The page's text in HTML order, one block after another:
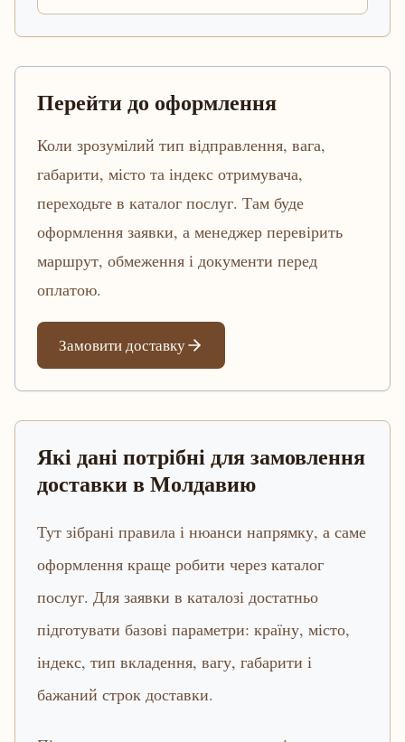
Перейти до оформлення
Коли зрозумілий тип відправлення, вага,
габарити, місто та індекс отримувача,
переходьте в каталог послуг. Там буде
оформлення заявки, а менеджер перевірить
маршрут, обмеження і документи перед
оплатою.
Замовити доставку
Які дані потрібні для замовлення
доставки в Молдавию
Тут зібрані правила і нюанси напрямку, а саме
оформлення краще робити через каталог
послуг. Для заявки в каталозі достатньо
підготувати базові параметри: країну, місто,
індекс, тип вкладення, вагу, габарити і
бажаний строк доставки.